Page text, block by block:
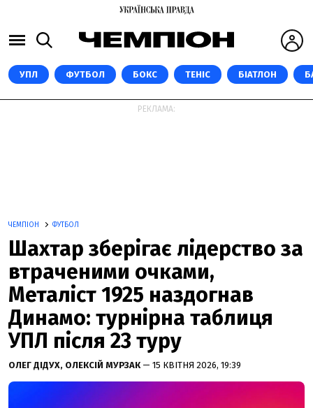
УПЛ ФУТБОЛ БОКС ТЕНІС БІАТЛОН
РЕКЛАМА:
ЧЕМПІОН ФУТБОЛ
Шахтар зберігає лідерство за
втраченими очками,
Металіст 1925 наздогнав
Динамо: турнірна таблиця
УПЛ після 23 туру
ОЛЕГ ДІДУХ, ОЛЕКСІЙ МУРЗАК — 15 КВІТНЯ 2026, 19:39